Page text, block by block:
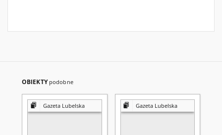
OBIEKTY podobne
Gazeta Lubelska Gazeta Lubelska